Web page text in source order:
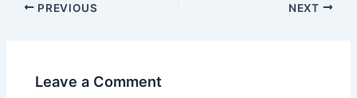
PREVIOUS NEXT
Leave a Comment